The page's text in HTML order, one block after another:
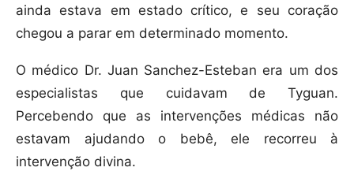
ainda estava em estado crítico, e seu coração
chegou a parar em determinado momento.
O médico Dr. Juan Sanchez-Esteban era um dos
especialistas que cuidavam de Tyguan.
Percebendo que as intervenções médicas não
estavam ajudando o bebê, ele recorreu à
intervenção divina.